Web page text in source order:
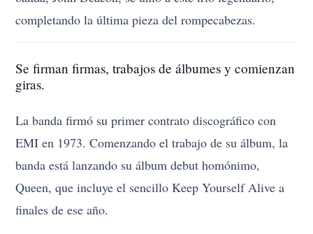
completando la última pieza del rompecabezas.
Se firman firmas, trabajos de álbumes y comienzan
giras.
La banda firmó su primer contrato discográfico con
EMI en 1973. Comenzando el trabajo de su álbum, la
banda está lanzando su álbum debut homónimo,
Queen, que incluye el sencillo Keep Yourself Alive a
finales de ese año.